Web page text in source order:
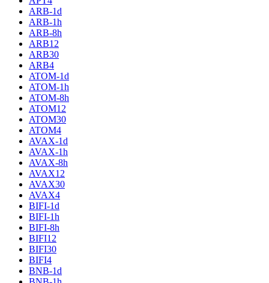
ARB-1d
ARB-1h
ARB-8h
ARB12
ARB30
ARB4
ATOM-1d
ATOM-1h
ATOM-8h
ATOM12
ATOM30
ATOM4
AVAX-1d
AVAX-1h
AVAX-8h
AVAX12
AVAX30
AVAX4
BIFI-1d
BIFI-1h
BIFI-8h
BIFI12
BIFI30
BIFI4
BNB-1d